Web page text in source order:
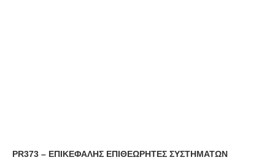
PR373 – ΕΠΙΚΕΦΑΛΗΣ ΕΠΙΘΕΩΡΗΤΕΣ ΣΥΣΤΗΜΑΤΩΝ